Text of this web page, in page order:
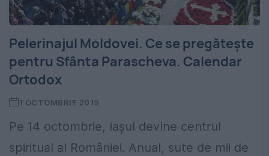
Pelerinajul Moldovei. Ce se pregătește
pentru Sfânta Parascheva. Calendar
Ortodox
1 OCTOMBRIE 2019
Pe 14 octombrie, Iașul devine centrul
spiritual al României. Anual, sute de mii de